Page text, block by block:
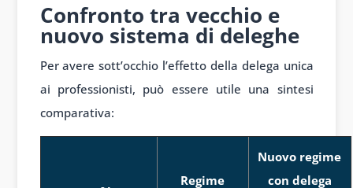
Confronto tra vecchio e
nuovo sistema di deleghe
Per avere sott’occhio l’effetto della delega unica
ai professionisti, può essere utile una sintesi
comparativa:
Regime
Nuovo regime
con delega